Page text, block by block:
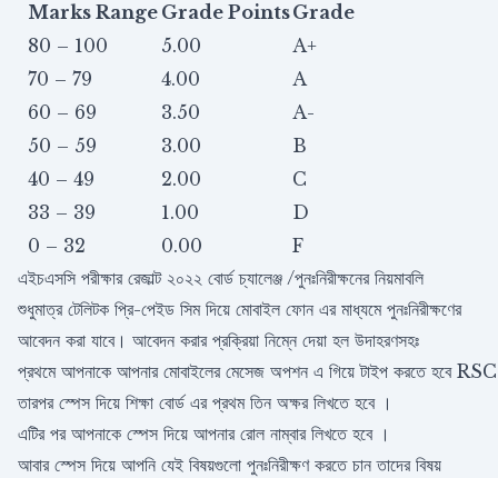
Marks Range Grade PointsGrade
80 – 100
5.00
A+
70 – 79
4.00
A
60 – 69
3.50
A-
50 – 59
3.00
B
40 – 49
2.00
C
33 – 39
1.00
D
0 – 32
0.00
F
এইচএসসি পরীক্ষার রেজাল্ট ২০২২ বোর্ড চ্যালেঞ্জ /পুনঃনিরীক্ষনের নিয়মাবলি
শুধুমাত্র টেলিটক প্রি-পেইড সিম দিয়ে মোবাইল ফোন এর মাধ্যমে পুনঃনিরীক্ষণের
আবেদন করা যাবে। আবেদন করার প্রক্রিয়া নিম্নে দেয়া হল উদাহরণসহঃ
প্রথমে আপনাকে আপনার মোবাইলের মেসেজ অপশন এ গিয়ে টাইপ করতে হবে RSC
তারপর স্পেস দিয়ে শিক্ষা বোর্ড এর প্রথম তিন অক্ষর লিখতে হবে ।
এটির পর আপনাকে স্পেস দিয়ে আপনার রোল নাম্বার লিখতে হবে ।
আবার স্পেস দিয়ে আপনি যেই বিষয়গুলো পুনঃনিরীক্ষণ করতে চান তাদের বিষয়